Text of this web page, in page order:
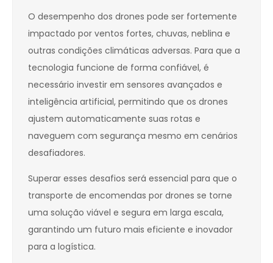
O desempenho dos drones pode ser fortemente
impactado por ventos fortes, chuvas, neblina e
outras condições climáticas adversas. Para que a
tecnologia funcione de forma confiável, é
necessário investir em sensores avançados e
inteligência artificial, permitindo que os drones
ajustem automaticamente suas rotas e
naveguem com segurança mesmo em cenários
desafiadores.
Superar esses desafios será essencial para que o
transporte de encomendas por drones se torne
uma solução viável e segura em larga escala,
garantindo um futuro mais eficiente e inovador
para a logística.